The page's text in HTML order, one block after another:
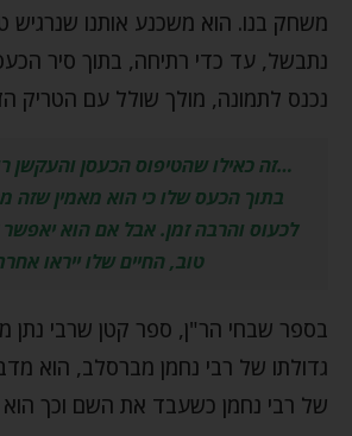
משחק בנו. הוא משכנע אותנו שנרגיש
נתבשל, עד כדי רתיחה, בתוך סיר
נכנס לתמונה, מולך שולל עם הטריק
…זה כאילו שהטיפוס הכעסן והעקשן
בתוך הכעס שלו כי הוא מאמין שזה
לכעוס והרבה זמן. אבל אם הוא
טוב, החיים שלו ייראו
בספר שבחי הר"ן, ספר קטן שרבי נתן
גדולתו של רבי נחמן מברסלב, הוא
של רבי נחמן כשעבד את השם וכך